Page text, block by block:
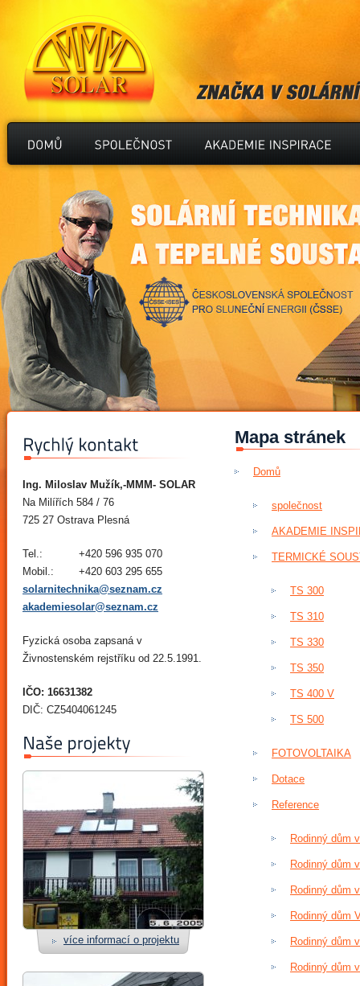
Ing. Miloslav Mužík,-MMM- SOLAR
Na Milířích 584 / 76
725 27 Ostrava Plesná
Tel.:
+420 596 935 070
Mobil.:
+420 603 295 655
solarnitechnika@seznam.cz
akademiesolar@seznam.cz
Fyzická osoba zapsaná v
Živnostenském rejstříku od 22.5.1991.
IČO: 16631382
DIČ: CZ5404061245
více informací o projektu
Mapa stránek
Domů
společnost
AKADEMIE
TERMICKÉ
TS 300
TS 310
TS 330
TS 350
TS 400 V
TS 500
FOTOVOLTAIKA
Dotace
Reference
Rodinný dům
Rodinný dům
Rodinný dům
Rodinný dům
Rodinný dům
Rodinný dům